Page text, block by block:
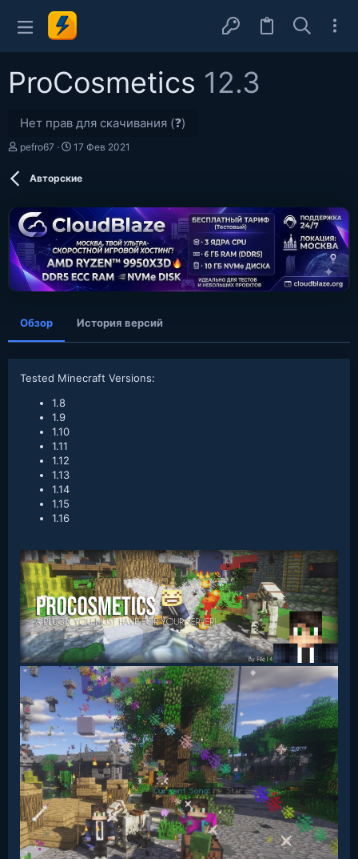
ProCosmetics 12.3
Нет прав для скачивания (❓)
А
pefro67
Д
а
о
з
д
а
н
и
я
17 Фев 2021
Авторские
Обзор История версий
Tested Minecraft Versions:
1.8
1.9
1.10
1.11
1.12
1.13
1.14
1.15
1.16